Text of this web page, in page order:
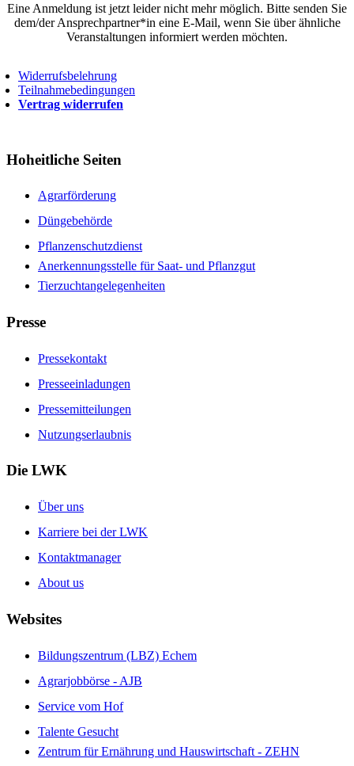
Eine Anmeldung ist jetzt leider nicht mehr möglich. Bitte senden Sie
dem/der Ansprechpartner*in eine E-Mail, wenn Sie über ähnliche
Veranstaltungen informiert werden möchten.
Widerrufsbelehrung
Teilnahmebedingungen
Vertrag widerrufen
Hoheitliche Seiten
Agrarförderung
Düngebehörde
Pflanzenschutzdienst
Anerkennungsstelle für Saat- und Pflanzgut
Tierzuchtangelegenheiten
Presse
Pressekontakt
Presseeinladungen
Pressemitteilungen
Nutzungserlaubnis
Die LWK
Über uns
Karriere bei der LWK
Kontaktmanager
About us
Websites
Bildungszentrum (LBZ) Echem
Agrarjobbörse - AJB
Service vom Hof
Talente Gesucht
Zentrum für Ernährung und Hauswirtschaft - ZEHN